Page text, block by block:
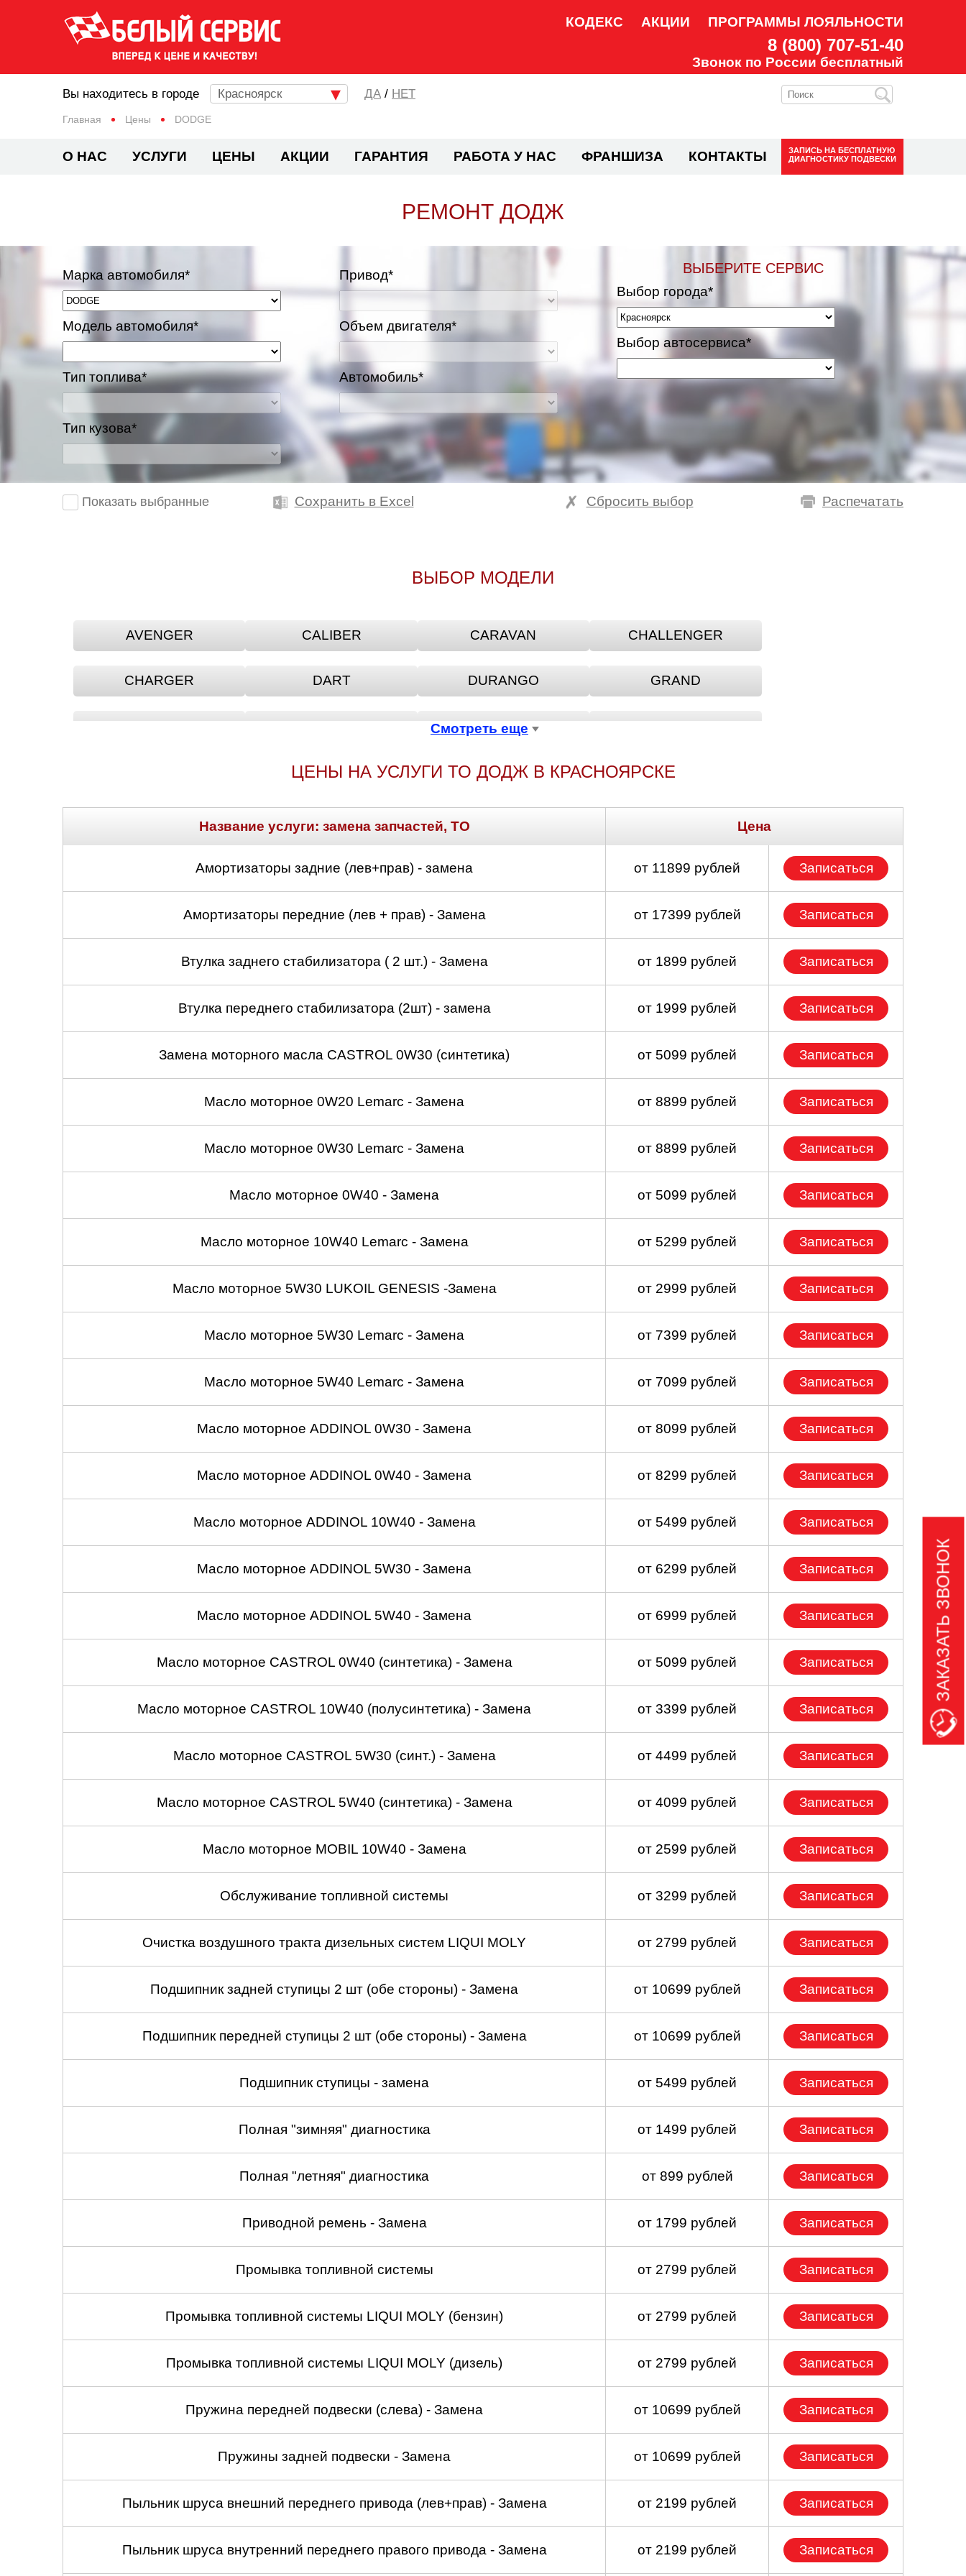
КОДЕКС АКЦИИ ПРОГРАММЫ ЛОЯЛЬНОСТИ
8 (800) 707-51-40
Звонок по России бесплатный
Главная Цены DODGE
Вы находитесь в городе Красноярск / НЕТ
О НАС УСЛУГИ ЦЕНЫ АКЦИИ ГАРАНТИЯ РАБОТА У НАС ФРАНШИЗА КОНТАКТЫ ЗАПИСЬ НА БЕСПЛАТНУЮ
ДИАГНОСТИКУ ПОДВЕСКИ
РЕМОНТ ДОДЖ
Марка автомобиля*
Модель автомобиля*
Тип топлива*
Тип кузова*
Привод*
Объем двигателя*
Автомобиль*
ВЫБЕРИТЕ СЕРВИС
Выбор города*
Выбор автосервиса*
Показать выбранные Сохранить в Excel Распечатать
Сбросить выбор
ВЫБОР МОДЕЛИ
AVENGER CALIBER CARAVAN CHALLENGER
CHARGER DART DURANGO GRAND
INTREPID JOURNEY MAGNUM NEON
RAM STRATUS VIPER
Смотреть еще
ЦЕНЫ НА УСЛУГИ ТО ДОДЖ В КРАСНОЯРСКЕ
Название услуги: замена запчастей, ТО Цена
Амортизаторы задние (лев+прав) - замена от 11899 рублей Записаться
Амортизаторы передние (лев + прав) - Замена от 17399 рублей Записаться
Втулка заднего стабилизатора ( 2 шт.) - Замена от 1899 рублей Записаться
Втулка переднего стабилизатора (2шт) - замена от 1999 рублей Записаться
Замена моторного масла CASTROL 0W30 (синтетика) от 5099 рублей Записаться
Масло моторное 0W20 Lemarc - Замена от 8899 рублей Записаться
Масло моторное 0W30 Lemarc - Замена от 8899 рублей Записаться
Масло моторное 0W40 - Замена от 5099 рублей Записаться
Масло моторное 10W40 Lemarc - Замена от 5299 рублей Записаться
Масло моторное 5W30 LUKOIL GENESIS -Замена от 2999 рублей Записаться
Масло моторное 5W30 Lemarc - Замена от 7399 рублей Записаться
Масло моторное 5W40 Lemarc - Замена от 7099 рублей Записаться
Масло моторное ADDINOL 0W30 - Замена от 8099 рублей Записаться
Масло моторное ADDINOL 0W40 - Замена от 8299 рублей Записаться
Масло моторное ADDINOL 10W40 - Замена от 5499 рублей Записаться
Масло моторное ADDINOL 5W30 - Замена от 6299 рублей Записаться
Масло моторное ADDINOL 5W40 - Замена от 6999 рублей Записаться
Масло моторное CASTROL 0W40 (синтетика) - Замена от 5099 рублей Записаться
Масло моторное CASTROL 10W40 (полусинтетика) - Замена от 3399 рублей Записаться
Масло моторное CASTROL 5W30 (синт.) - Замена от 4499 рублей Записаться
Масло моторное CASTROL 5W40 (синтетика) - Замена от 4099 рублей Записаться
Масло моторное MOBIL 10W40 - Замена от 2599 рублей Записаться
Обслуживание топливной системы от 3299 рублей Записаться
Очистка воздушного тракта дизельных систем LIQUI MOLY от 2799 рублей Записаться
Подшипник задней ступицы 2 шт (обе стороны) - Замена от 10699 рублей Записаться
Подшипник передней ступицы 2 шт (обе стороны) - Замена от 10699 рублей Записаться
Подшипник ступицы - замена от 5499 рублей Записаться
Полная "зимняя" диагностика от 1499 рублей Записаться
Полная "летняя" диагностика от 899 рублей Записаться
Приводной ремень - Замена от 1799 рублей Записаться
Промывка топливной системы от 2799 рублей Записаться
Промывка топливной системы LIQUI MOLY (бензин) от 2799 рублей Записаться
Промывка топливной системы LIQUI MOLY (дизель) от 2799 рублей Записаться
Пружина передней подвески (слева) - Замена от 10699 рублей Записаться
Пружины задней подвески - Замена от 10699 рублей Записаться
Пыльник шруса внешний переднего привода (лев+прав) - Замена от 2199 рублей Записаться
Пыльник шруса внутренний переднего правого привода - Замена от 2199 рублей Записаться
ЗАКАЗАТЬ ЗВОНОК